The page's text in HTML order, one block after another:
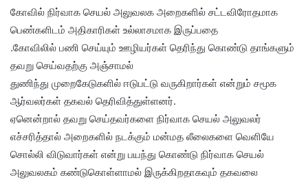
கோவில் நிர்வாக செயல் அலுவலக அறைகளில் சட்டவிரோதமாக
பெண்களிடம் அதிகாரிகள் உல்லாசமாக இருப்பதை
.கோவிலில் பணி செய்யும் ஊழியர்கள் தெரிந்து கொண்டு தாங்களும்
தவறு செய்வதற்கு அஞ்சாமல்
துணிந்து முறைகேடுகளில் ஈடுபட்டு வருகிறார்கள் என்றும் சமூக
ஆர்வலர்கள் தகவல் தெரிவித்துள்ளனர்.
ஏனென்றால் தவறு செய்தவர்களை நிர்வாக செயல் அலுவலர்
எச்சரித்தால் அறைகளில் நடக்கும் மன்மத லீலைகளை வெளியே
சொல்லி விடுவார்கள் என்று பயந்து கொண்டு நிர்வாக செயல்
அலுவலகம் கண்டுகொள்ளாமல் இருக்கிறதாகவும் தகவலை